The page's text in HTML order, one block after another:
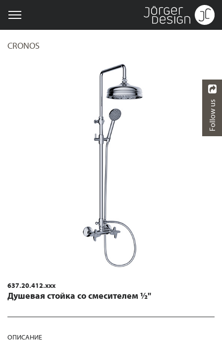
CRONOS
637.20.412.xxx
Душевая стойка со смесителем ½"
ОПИСАНИЕ
Follow us